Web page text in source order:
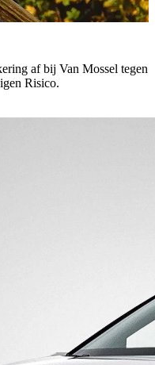
af bij Van Mossel tegen
Risico.